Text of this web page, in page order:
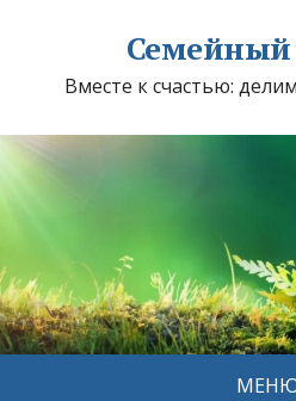
Семейный
Вместе к счастью: